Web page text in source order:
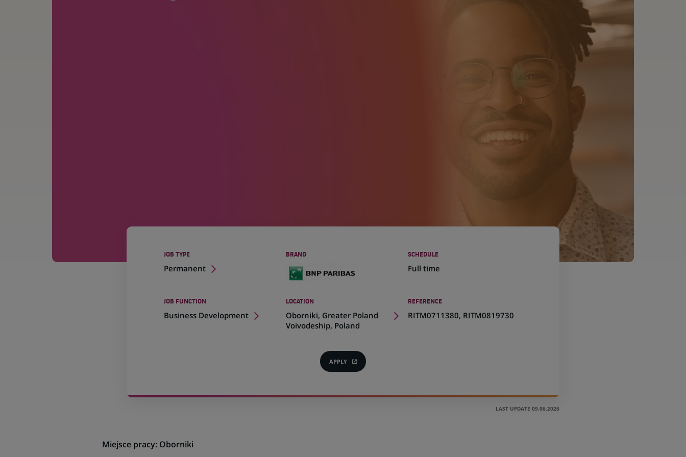
JOB TYPE
Permanent
BRAND SCHEDULE
Full time
JOB FUNCTION
Business Development
LOCATION
Oborniki, Greater Poland
Voivodeship, Poland
(Opens
in
REFERENCE
RITM0711380, RITM0819730
APPLY(OPENS
IN
LAST UPDATE 09.06.2026
Miejsce pracy: Oborniki